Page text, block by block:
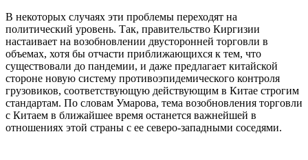
В некоторых случаях эти проблемы переходят на
политический уровень. Так, правительство Киргизии
настаивает на возобновлении двусторонней торговли в
объемах, хотя бы отчасти приближающихся к тем, что
существовали до пандемии, и даже предлагает китайской
стороне новую систему противоэпидемического контроля
грузовиков, соответствующую действующим в Китае строгим
стандартам. По словам Умарова, тема возобновления торговли
с Китаем в ближайшее время останется важнейшей в
отношениях этой страны с ее северо-западными соседями.